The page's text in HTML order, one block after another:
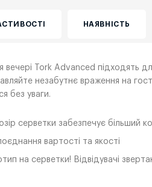
НАЯВНІСТЬ
вечері Tork Advanced підходять
незабутнє враження на
без уваги.
серветки забезпечує більший
вартості та якості
на серветки! Відвідувачі